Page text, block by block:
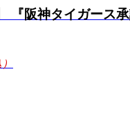
『阪神タイガース